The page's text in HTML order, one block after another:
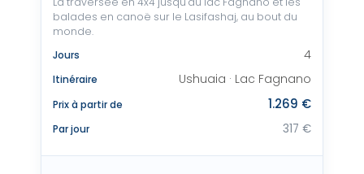
balades en canoë sur le Lasifashaj, au bout du
monde.
Jours
4
Itinéraire Ushuaia · Lac Fagnano
Prix à partir de 1.269 €
Par jour 317 €